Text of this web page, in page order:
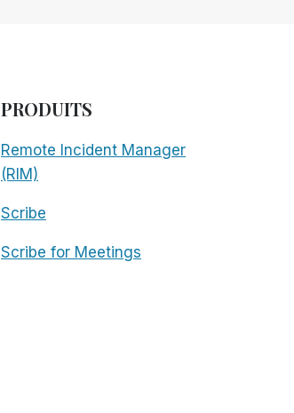
PRODUITS
Remote Incident Manager
(RIM)
Scribe
Scribe for Meetings